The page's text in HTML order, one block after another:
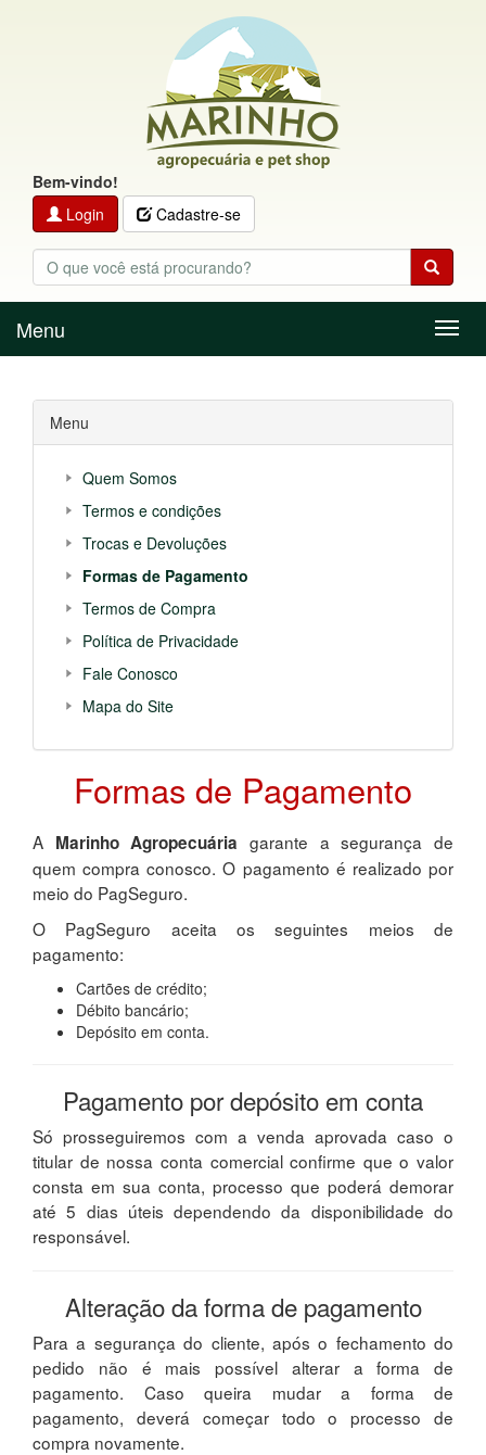
Bem-vindo!
Login
Cadastre-se
Menu
Menu
Menu
Quem Somos
Termos e condições
Trocas e Devoluções
Formas de Pagamento
Termos de Compra
Política de Privacidade
Fale Conosco
Mapa do Site
Formas de Pagamento
A Marinho Agropecuária garante a segurança de
quem compra conosco. O pagamento é realizado por
meio do PagSeguro.
O PagSeguro aceita os seguintes meios de
pagamento:
Cartões de crédito;
Débito bancário;
Depósito em conta.
Pagamento por depósito em conta
Só prosseguiremos com a venda aprovada caso o
titular de nossa conta comercial confirme que o valor
consta em sua conta, processo que poderá demorar
até 5 dias úteis dependendo da disponibilidade do
responsável.
Alteração da forma de pagamento
Para a segurança do cliente, após o fechamento do
pedido não é mais possível alterar a forma de
pagamento. Caso queira mudar a forma de
pagamento, deverá começar todo o processo de
compra novamente.